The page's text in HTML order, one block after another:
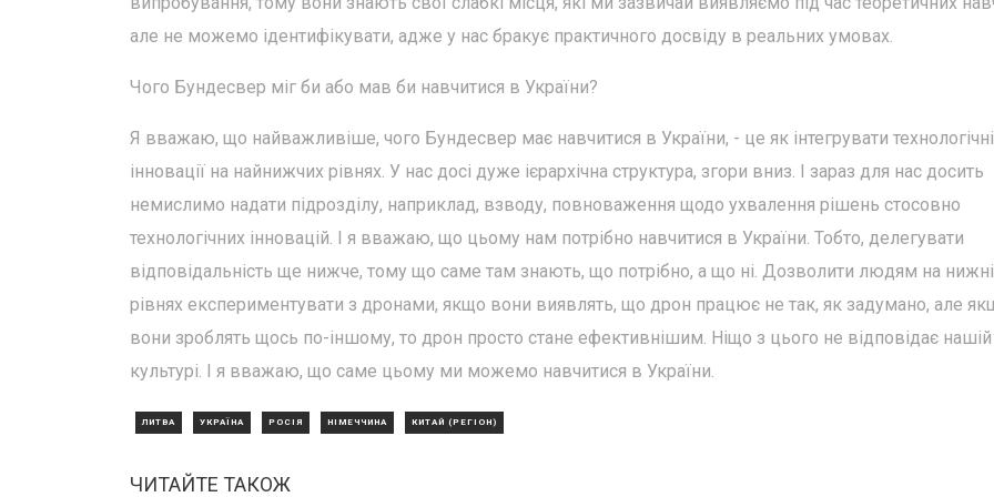
але не можемо ідентифікувати, адже у нас бракує практичного досвіду в реальних умовах.
Чого Бундесвер міг би або мав би навчитися в України?
Я вважаю, що найважливіше, чого Бундесвер має навчитися в України, - це як інтегрувати технологічні
інновації на найнижчих рівнях. У нас досі дуже ієрархічна структура, згори вниз. І зараз для нас досить
немислимо надати підрозділу, наприклад, взводу, повноваження щодо ухвалення рішень стосовно
технологічних інновацій. І я вважаю, що цьому нам потрібно навчитися в України. Тобто, делегувати
відповідальність ще нижче, тому що саме там знають, що потрібно, а що ні. Дозволити людям на
рівнях експериментувати з дронами, якщо вони виявлять, що дрон працює не так, як задумано, але
вони зроблять щось по-іншому, то дрон просто стане ефективнішим. Ніщо з цього не відповідає нашій
культурі. І я вважаю, що саме цьому ми можемо навчитися в України.
ЛИТВА УКРАЇНА РОСІЯ НІМЕЧЧИНА КИТАЙ (РЕГІОН)
ЧИТАЙТЕ ТАКОЖ